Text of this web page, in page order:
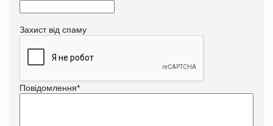
Захист від спаму
Повідомлення*